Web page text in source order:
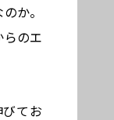
か。
らのエ
びてお